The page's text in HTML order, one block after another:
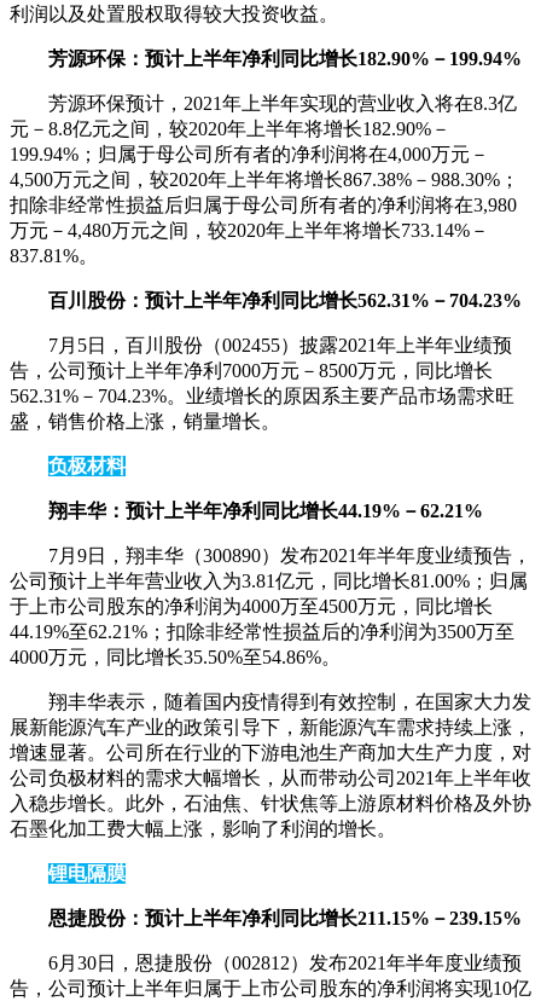
利润以及处置股权取得较大投资收益。
芳源环保：预计上半年净利同比增长182.90%－199.94%
芳源环保预计，2021年上半年实现的营业收入将在8.3亿
元－8.8亿元之间，较2020年上半年将增长182.90%－
199.94%；归属于母公司所有者的净利润将在4,000万元－
4,500万元之间，较2020年上半年将增长867.38%－988.30%；
扣除非经常性损益后归属于母公司所有者的净利润将在3,980
万元－4,480万元之间，较2020年上半年将增长733.14%－
837.81%。
百川股份：预计上半年净利同比增长562.31%－704.23%
7月5日，百川股份（002455）披露2021年上半年业绩预
告，公司预计上半年净利7000万元－8500万元，同比增长
562.31%－704.23%。业绩增长的原因系主要产品市场需求旺
盛，销售价格上涨，销量增长。
负极材料
翔丰华： 预计上半年净利同比增长44.19% －62.21%
7月9日，翔丰华（300890）发布2021年半年度业绩预告，
公司预计上半年营业收入为3.81亿元，同比增长81.00%；归属
于上市公司股东的净利润为4000万至4500万元，同比增长
44.19%至62.21%；扣除非经常性损益后的净利润为3500万至
4000万元，同比增长35.50%至54.86%。
翔丰华表示，随着国内疫情得到有效控制，在国家大力发
展新能源汽车产业的政策引导下，新能源汽车需求持续上涨，
增速显著。公司所在行业的下游电池生产商加大生产力度，对
公司负极材料的需求大幅增长，从而带动公司2021年上半年收
入稳步增长。此外，石油焦、针状焦等上游原材料价格及外协
石墨化加工费大幅上涨，影响了利润的增长。
锂电隔膜
恩捷股份：预计上半年净利同比增长211.15%－239.15%
6月30日，恩捷股份（002812）发布2021年半年度业绩预
告，公司预计上半年归属于上市公司股东的净利润将实现10亿